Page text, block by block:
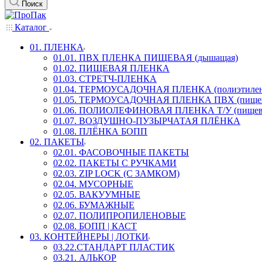
Поиск
Каталог
01. ПЛЕНКА
01.01. ПВХ ПЛЕНКА ПИЩЕВАЯ (дышащая)
01.02. ПИЩЕВАЯ ПЛЕНКА
01.03. СТРЕТЧ-ПЛЕНКА
01.04. ТЕРМОУСАДОЧНАЯ ПЛЕНКА
01.05. ТЕРМОУСАДОЧНАЯ ПЛЕНКА ПВХ
01.06. ПОЛИОЛЕФИНОВАЯ ПЛЕНКА Т/У
01.07. ВОЗДУШНО-ПУЗЫРЧАТАЯ ПЛЁНКА
01.08. ПЛЁНКА БОПП
02. ПАКЕТЫ
02.01. ФАСОВОЧНЫЕ ПАКЕТЫ
02.02. ПАКЕТЫ С РУЧКАМИ
02.03. ZIP LOСK (С ЗАМКОМ)
02.04. МУСОРНЫЕ
02.05. ВАКУУМНЫЕ
02.06. БУМАЖНЫЕ
02.07. ПОЛИПРОПИЛЕНОВЫЕ
02.08. БОПП | КАСТ
03. КОНТЕЙНЕРЫ | ЛОТКИ
03.22.СТАНДАРТ ПЛАСТИК
03.21. АЛЬКОР